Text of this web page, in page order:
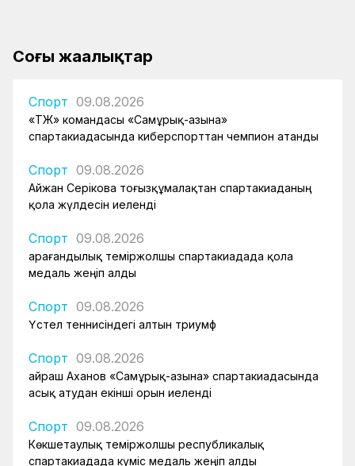
Соңғы жаңалықтар
Спорт 09.08.2026
«ҚТЖ» командасы «Самұрық-Қазына»
спартакиадасында киберспорттан чемпион атанды
Спорт 09.08.2026
Айжан Серікова тоғызқұмалақтан спартакиаданың
қола жүлдесін иеленді
Спорт 09.08.2026
Қарағандылық теміржолшы спартакиадада қола
медаль жеңіп алды
Спорт 09.08.2026
Үстел теннисіндегі алтын триумф
Спорт 09.08.2026
Қайраш Аханов «Самұрық-Қазына» спартакиадасында
асық атудан екінші орын иеленді
Спорт 09.08.2026
Көкшетаулық теміржолшы республикалық
спартакиадада күміс медаль жеңіп алды